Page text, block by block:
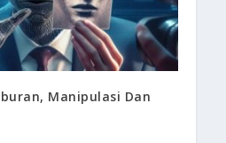
Manipulasi Dan